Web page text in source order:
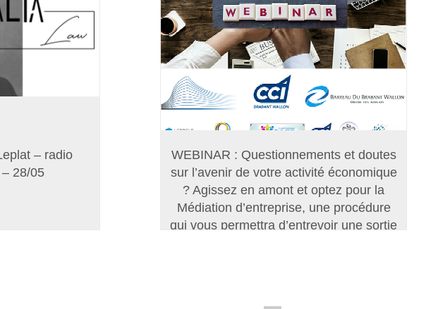
– radio
28/05
WEBINAR : Questionnements et doutes
sur l’avenir de votre activité économique
? Agissez en amont et optez pour la
Médiation d’entreprise, une procédure
qui vous permettra d’entrevoir une sortie